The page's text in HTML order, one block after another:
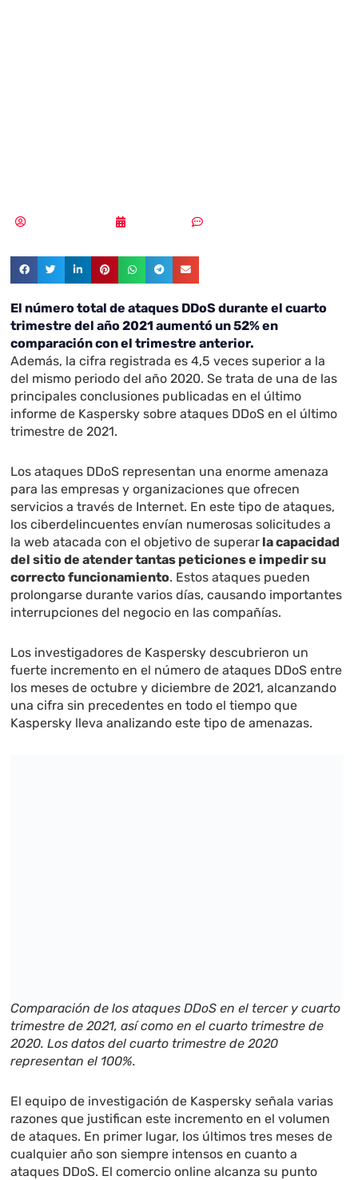
El número total de ataques DDoS durante el cuarto
trimestre del año 2021 aumentó un 52% en
comparación con el trimestre anterior.
Además, la cifra registrada es 4,5 veces superior a la
del mismo periodo del año 2020. Se trata de una de las
principales conclusiones publicadas en el último
informe de Kaspersky sobre ataques DDoS en el último
trimestre de 2021.
Los ataques DDoS representan una enorme amenaza
para las empresas y organizaciones que ofrecen
servicios a través de Internet. En este tipo de ataques,
los ciberdelincuentes envían numerosas solicitudes a
la web atacada con el objetivo de superar la capacidad
del sitio de atender tantas peticiones e impedir su
correcto funcionamiento. Estos ataques pueden
prolongarse durante varios días, causando importantes
interrupciones del negocio en las compañías.
Los investigadores de Kaspersky descubrieron un
fuerte incremento en el número de ataques DDoS entre
los meses de octubre y diciembre de 2021, alcanzando
una cifra sin precedentes en todo el tiempo que
Kaspersky lleva analizando este tipo de amenazas.
Comparación de los ataques DDoS en el tercer y cuarto
trimestre de 2021, así como en el cuarto trimestre de
2020. Los datos del cuarto trimestre de 2020
representan el 100%.
El equipo de investigación de Kaspersky señala varias
razones que justifican este incremento en el volumen
de ataques. En primer lugar, los últimos tres meses de
cualquier año son siempre intensos en cuanto a
ataques DDoS. El comercio online alcanza su punto